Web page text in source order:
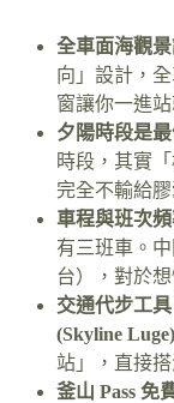
全車面海觀景
向」設計，
窗讓你一進
夕陽時段是最
時段，其實
完全不輸給膠
車程與班次頻
有三班車。
台），對於
交通代步工具
(Skyline
站」，直接
釜山 Pass 免